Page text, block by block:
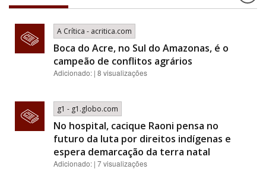
A Crítica - acritica.com
Boca do Acre, no Sul do Amazonas, é o
campeão de conflitos agrários
Adicionado: | 8 visualizações
g1 - g1.globo.com
No hospital, cacique Raoni pensa no
futuro da luta por direitos indígenas e
espera demarcação da terra natal
Adicionado: | 7 visualizações